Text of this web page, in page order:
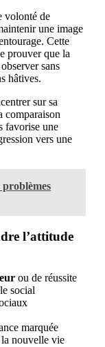
volonté de
une image
Cette
prouver que la
sans
hâtives.
sur sa
comparaison
favorise une
vers une
l’attitude
ou de réussite
social
marquée
nouvelle vie